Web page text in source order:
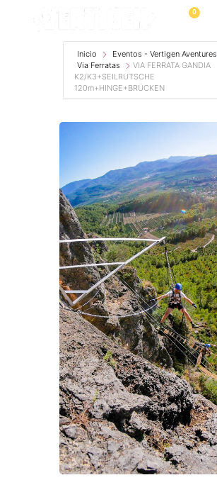
0
Inicio
Eventos - Vertigen Aventures
Via Ferratas
VIA FERRATA GANDIA
K2/K3+SEILRUTSCHE
120m+HINGE+BRÜCKEN